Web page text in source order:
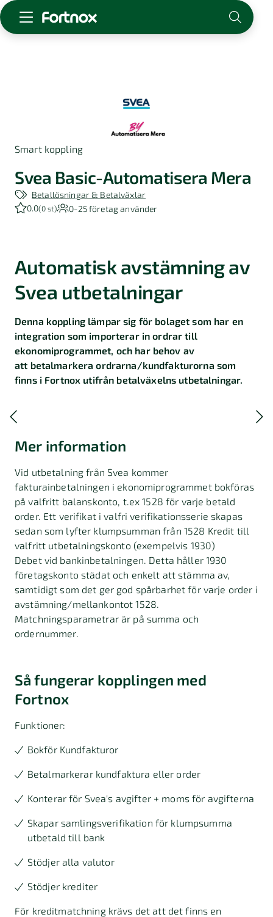
För redovisningsbyrån
Logga in
Om Fortnox
Karriär
Kontakt
Smart koppling
Svea Basic-Automatisera Mera
Betallösningar & Betalväxlar
0.0(0 st) 0-25företag använder
Automatisk avstämning av
Svea utbetalningar
Denna koppling lämpar sig för bolaget som har en
integration som importerar in ordrar till
ekonomiprogrammet, och har behov av
att betalmarkera ordrarna/kundfakturorna som
finns i Fortnox utifrån betalväxelns utbetalningar.
Mer information
Vid utbetalning från Svea kommer
fakturainbetalningen i ekonomiprogrammet bokföras
på valfritt balanskonto, t.ex 1528 för varje betald
order. Ett verifikat i valfri verifikationsserie skapas
sedan som lyfter klumpsumman från 1528 Kredit till
valfritt utbetalningskonto (exempelvis 1930)
Debet vid bankinbetalningen. Detta håller 1930
företagskonto städat och enkelt att stämma av,
samtidigt som det ger god spårbarhet för varje order i
avstämning/mellankontot 1528.
Matchningsparametrar är på summa och
ordernummer.
Så fungerar kopplingen med
Fortnox
Funktioner:
Bokför Kundfakturor
Betalmarkerar kundfaktura eller order
Konterar för Svea's avgifter + moms för avgifterna
Skapar samlingsverifikation för klumpsumma
utbetald till bank
Stödjer alla valutor
Stödjer krediter
För kreditmatchning krävs det att det finns en